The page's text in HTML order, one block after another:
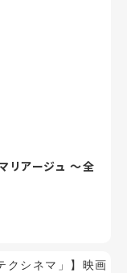
リアージュ ～全